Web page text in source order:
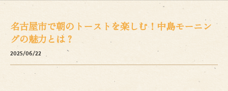
名古屋市で朝のトーストを楽しむ！中島モーニン
グの魅力とは？
2025/06/22